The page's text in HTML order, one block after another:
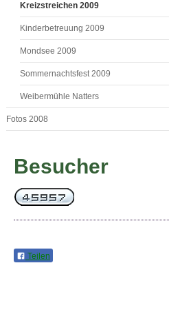
Kreizstreichen 2009
Kinderbetreuung 2009
Mondsee 2009
Sommernachtsfest 2009
Weibermühle Natters
Fotos 2008
Besucher
Teilen